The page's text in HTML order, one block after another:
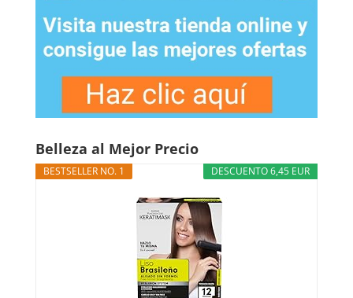
Belleza al Mejor Precio
DESCUENTO 6,45 EUR
BESTSELLER NO. 1